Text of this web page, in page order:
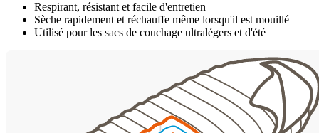
Respirant, résistant et facile d'entretien
Sèche rapidement et réchauffe même lorsqu'il est mouillé
Utilisé pour les sacs de couchage ultralégers et d'été